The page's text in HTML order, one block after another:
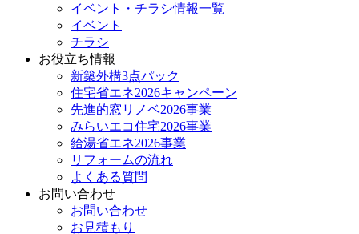
イベント・チラシ情報一覧
イベント
チラシ
お役立ち情報
新築外構3点パック
住宅省エネ2026キャンペーン
先進的窓リノベ2026事業
みらいエコ住宅2026事業
給湯省エネ2026事業
リフォームの流れ
よくある質問
お問い合わせ
お問い合わせ
お見積もり